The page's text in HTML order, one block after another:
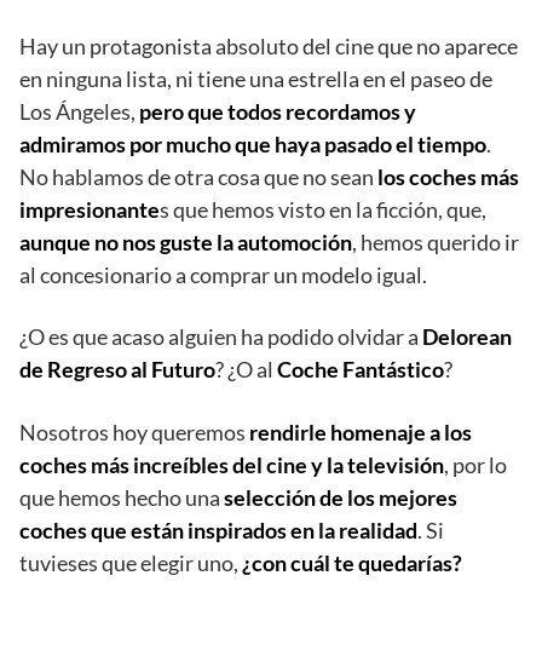
Hay un protagonista absoluto del cine que no aparece
en ninguna lista, ni tiene una estrella en el paseo de
Los Ángeles, pero que todos recordamos y
admiramos por mucho que haya pasado el tiempo.
No hablamos de otra cosa que no sean los coches más
impresionantes que hemos visto en la ficción, que,
aunque no nos guste la automoción, hemos querido ir
al concesionario a comprar un modelo igual.
¿O es que acaso alguien ha podido olvidar a Delorean
de Regreso al Futuro? ¿O al Coche Fantástico?
Nosotros hoy queremos rendirle homenaje a los
coches más increíbles del cine y la televisión, por lo
que hemos hecho unaselección de los mejores
coches que están inspirados en la realidad. Si
tuvieses que elegir uno, ¿con cuál te quedarías?